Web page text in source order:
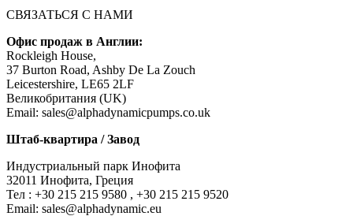
СВЯЗАТЬСЯ С НАМИ
Офис продаж в Англии:
Rockleigh House,
37 Burton Road, Ashby De La Zouch
Leicestershire, LE65 2LF
Великобритания (UK)
Email: sales@alphadynamicpumps.co.uk
Штаб-квартира / Завод
Индустриальный парк Инофита
32011 Инофита, Греция
Teл : +30 215 215 9580 , +30 215 215 9520
Email: sales@alphadynamic.eu